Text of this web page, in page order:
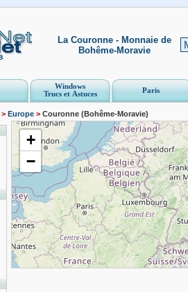
La Couronne - Monnaie de
Bohême-Moravie
Windows
Trucs et Astuces
Paris
> Europe > Couronne (Bohême-Moravie)
+
−